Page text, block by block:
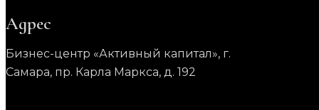
Адрес
Бизнес-центр «Активный капитал», г.
Самара, пр. Карла Маркса, д. 192